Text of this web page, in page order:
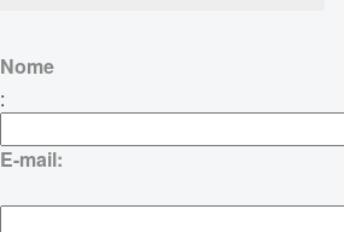
Nome
:
E-mail: